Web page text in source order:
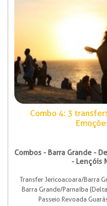
Combo 4: 3
Combos - Barra Grande -
- Lençóis
Transfer Jericoacoara/Barra
Barra Grande/Parnaíba
Passeio Revoada